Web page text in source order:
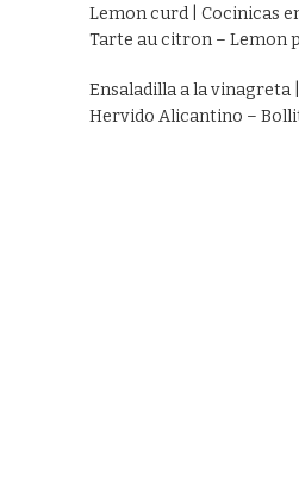
Lemon curd | Cocinicas
Tarte au citron – Lemon
Ensaladilla a la vinagreta
Hervido Alicantino –